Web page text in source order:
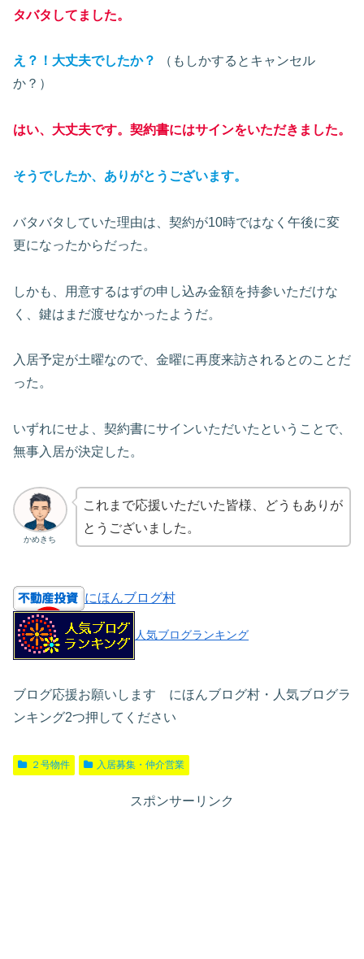
タバタしてました。
え？！大丈夫でしたか？
（もしかするとキャンセル
か？）
はい、大丈夫です。契約書にはサインをいただきました。
そうでしたか、ありがとうございます。
バタバタしていた理由は、契約が10時ではなく午後に変
更になったからだった。
しかも、用意するはずの申し込み金額を持参いただけな
く、鍵はまだ渡せなかったようだ。
入居予定が土曜なので、金曜に再度来訪されるとのことだ
った。
いずれにせよ、契約書にサインいただいたということで、
無事入居が決定した。
かめきち
これまで応援いただいた皆様、どうもありが
とうございました。
にほんブログ村
人気ブログランキング
ブログ応援お願いします にほんブログ村・人気ブログラ
ンキング2つ押してください
２号物件 入居募集・仲介営業
スポンサーリンク